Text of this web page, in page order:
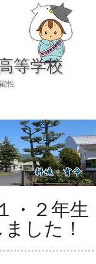
等学校
性
・２年生
した！